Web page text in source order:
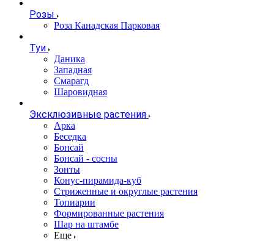
Розы
Роза Канадская Парковая
Туи
Даника
Западная
Смарагд
Шаровидная
Эксклюзивные растения
Арка
Беседка
Бонсай
Бонсай - сосны
Зонты
Конус-пирамида-куб
Стриженные и округлые растения
Топиарии
Формированные растения
Шар на штамбе
Еще